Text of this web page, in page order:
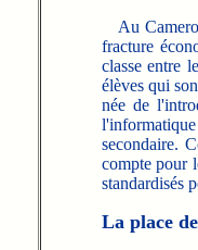
Au
fracture
classe entre
élèves qui
née de
secondaire.
compte pour
standardisés
La place